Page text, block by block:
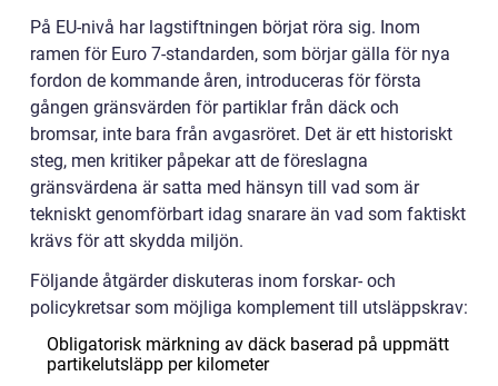
På EU-nivå har lagstiftningen börjat röra sig. Inom
ramen för Euro 7-standarden, som börjar gälla för nya
fordon de kommande åren, introduceras för första
gången gränsvärden för partiklar från däck och
bromsar, inte bara från avgasröret. Det är ett historiskt
steg, men kritiker påpekar att de föreslagna
gränsvärdena är satta med hänsyn till vad som är
tekniskt genomförbart idag snarare än vad som faktiskt
krävs för att skydda miljön.
Följande åtgärder diskuteras inom forskar- och
policykretsar som möjliga komplement till utsläppskrav:
Obligatorisk märkning av däck baserad på uppmätt
partikelutsläpp per kilometer